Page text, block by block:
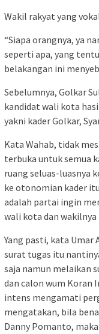
Wakil rakyat yang
“Siapa orangnya, ya
seperti apa, yang
belakangan ini
Sebelumnya, Golkar
kandidat wali kota
yakni kader Golkar,
Kata Wahab, tidak
terbuka untuk semua
ruang seluas-luasnya
ke otonomian kader
adalah partai ingin
wali kota dan
Yang pasti, kata
surat tugas itu
saja namun melaikan
dan calon wum Koran
intens mengamati
mengatakan, bila
Danny Pomanto,